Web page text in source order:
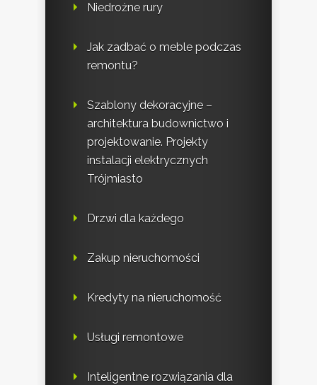
Niedrożne rury
Jak zadbać o meble podczas
remontu?
Szablony dekoracyjne –
architektura budownictwo i
projektowanie. Projekty
instalacji elektrycznych
Trójmiasto
Drzwi dla każdego
Zakup nieruchomości
Kredyty na nieruchomość
Usługi remontowe
Inteligentne rozwiązania dla